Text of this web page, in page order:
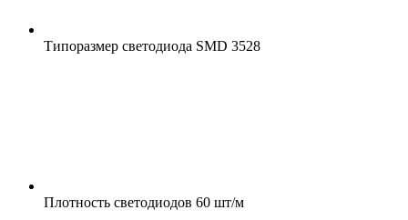
Типоразмер светодиода SMD 3528
Плотность светодиодов 60 шт/м